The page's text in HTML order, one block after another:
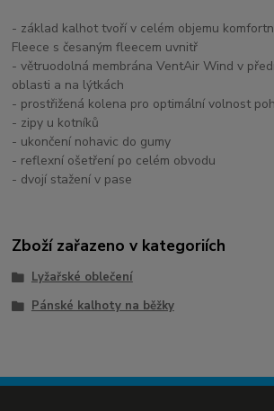
- základ kalhot tvoří v celém objemu
Fleece s česaným fleecem uvnitř
- větruodolná membrána VentAir Wind v
oblasti a na lýtkách
- prostřižená kolena pro optimální volnost
- zipy u kotníků
- ukončení nohavic do gumy
- reflexní ošetření po celém obvodu
- dvojí stažení v pase
Zboží zařazeno v kategoriích
Lyžařské oblečení
Pánské kalhoty na běžky